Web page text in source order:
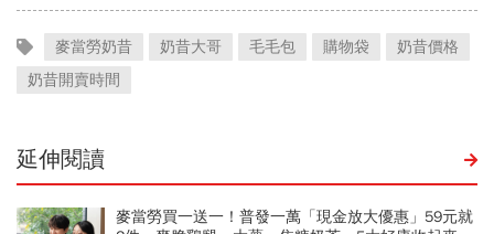
麥當勞奶昔 奶昔大哥 毛毛包 購物袋
奶昔價格
奶昔開賣時間
延伸閱讀
麥當勞買一送一！普發一萬「現金放大優惠」59元就